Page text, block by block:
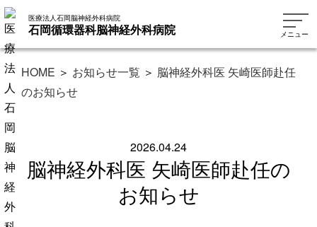
医療法人石岡脳神経外科病院
石岡循環器科脳神経外科病院 メニュー
HOME ＞ お知らせ一覧 ＞ 脳神経外科医 矢崎医師赴任
のお知らせ
2026.04.24
脳神経外科医 矢崎医師赴任の
お知らせ